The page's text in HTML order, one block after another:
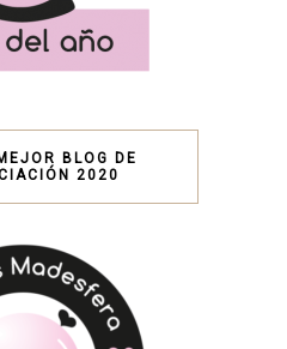
BLOG DE
2020